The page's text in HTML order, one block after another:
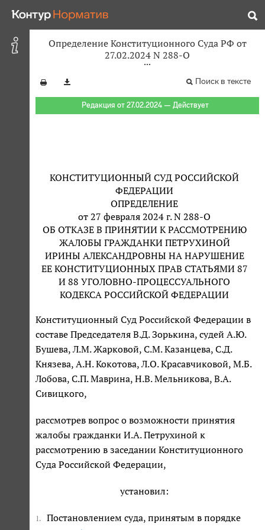
Определение Конституционного Суда РФ от
27.02.2024 N 288-О
Поиск в тексте
Редакция от 27.02.2024 — Действует
КОНСТИТУЦИОННЫЙ СУД РОССИЙСКОЙ
ФЕДЕРАЦИИ
ОПРЕДЕЛЕНИЕ
от 27 февраля 2024 г. N 288-О
ОБ ОТКАЗЕ В ПРИНЯТИИ К РАССМОТРЕНИЮ
ЖАЛОБЫ ГРАЖДАНКИ ПЕТРУХИНОЙ
ИРИНЫ АЛЕКСАНДРОВНЫ НА НАРУШЕНИЕ
ЕЕ КОНСТИТУЦИОННЫХ ПРАВ СТАТЬЯМИ 87
И 88 УГОЛОВНО-ПРОЦЕССУАЛЬНОГО
КОДЕКСА РОССИЙСКОЙ ФЕДЕРАЦИИ
Конституционный Суд Российской Федерации в
составе Председателя В.Д. Зорькина, судей А.Ю.
Бушева, Л.М. Жарковой, С.М. Казанцева, С.Д.
Князева, А.Н. Кокотова, Л.О. Красавчиковой, М.Б.
Лобова, С.П. Маврина, Н.В. Мельникова, В.А.
Сивицкого,
рассмотрев вопрос о возможности принятия
жалобы гражданки И.А. Петрухиной к
рассмотрению в заседании Конституционного
Суда Российской Федерации,
установил:
1.
Постановлением суда, принятым в порядке